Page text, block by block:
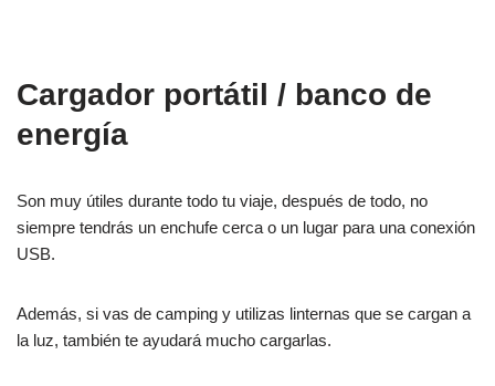
Cargador portátil / banco de
energía
Son muy útiles durante todo tu viaje, después de todo, no
siempre tendrás un enchufe cerca o un lugar para una conexión
USB.
Además, si vas de camping y utilizas linternas que se cargan a
la luz, también te ayudará mucho cargarlas.